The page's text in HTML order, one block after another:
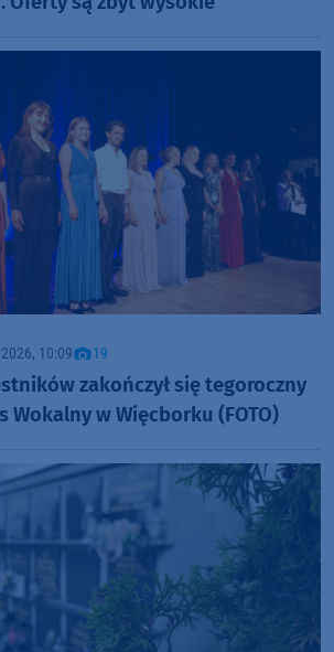
10:09 19
zakończył się tegoroczny
Wokalny w Więcborku (FOTO)